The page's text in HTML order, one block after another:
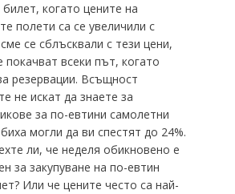
когато цените на
полети са се увеличили с
се сблъсквали с тези цени,
покачват всеки път, когато
резервации. Всъщност
не искат да знаете за
за по-евтини самолетни
могли да ви спестят до 24%.
ли, че неделя обикновено е
за закупуване на по-евтин
Или че цените често са най-